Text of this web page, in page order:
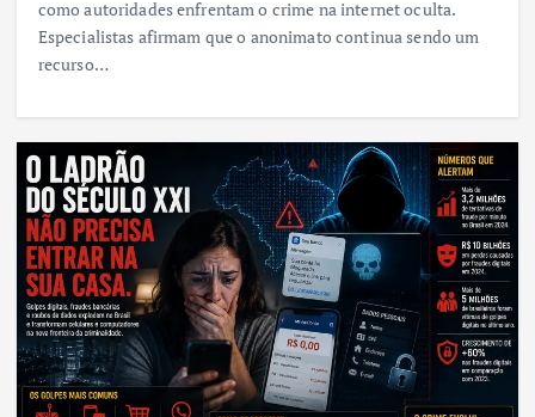
como autoridades enfrentam o crime na internet oculta.
Especialistas afirmam que o anonimato continua sendo um
recurso…